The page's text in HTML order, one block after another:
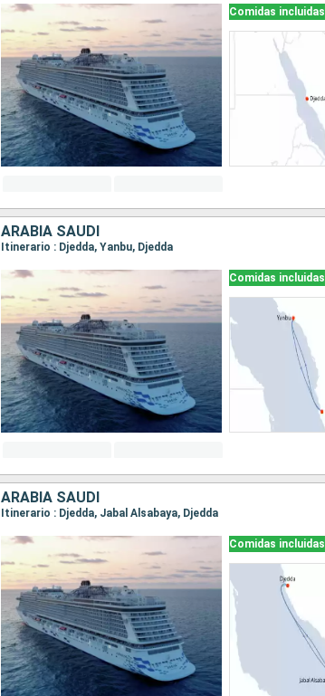
Comidas incluidas
ARABIA SAUDÍ
Itinerario : Djedda, Yanbu, Djedda
Comidas incluidas
ARABIA SAUDÍ
Itinerario : Djedda, Jabal Alsabaya, Djedda
Comidas incluidas